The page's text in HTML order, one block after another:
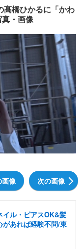
スポーツ
その他
ショッピング
髙橋ひかるに「かわ
・画像
画像 次の画像
イル・ピアスOK&髪
あれば経験不問/東